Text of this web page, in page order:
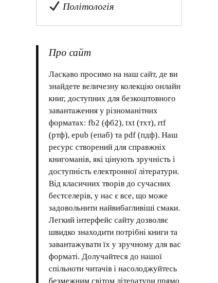
Політологія
Про сайт
Ласкаво просимо на наш сайт, де ви
знайдете величезну колекцію онлайн
книг, доступних для безкоштовного
завантаження у різноманітних
форматах: fb2 (фб2), txt (тхт), rtf
(ртф), epub (епаб) та pdf (пдф). Наш
ресурс створений для справжніх
книгоманів, які цінують зручність і
доступність електронної літератури.
Від класичних творів до сучасних
бестселерів, у нас є все, що може
задовольнити найвибагливіші смаки.
Легкий інтерфейс сайту дозволяє
швидко знаходити потрібні книги та
завантажувати їх у зручному для вас
форматі. Долучайтеся до нашої
спільноти читачів і насолоджуйтесь
безмежним світом літератури прямо